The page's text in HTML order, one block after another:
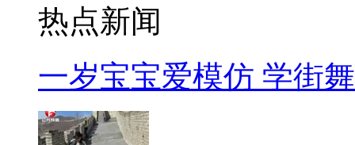
热点新闻
一岁宝宝爱模仿 学街